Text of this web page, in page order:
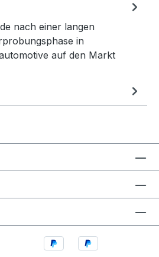
nach einer langen
in
auf den Markt